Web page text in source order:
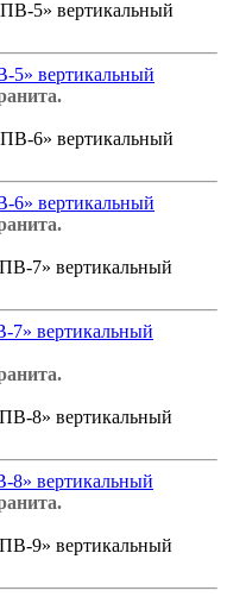
5» вертикальный
6» вертикальный
7» вертикальный
8» вертикальный